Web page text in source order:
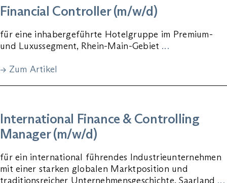
Financial Controller (m/w/d)
für eine inhabergeführte Hotelgruppe im Premium-
und Luxussegment, Rhein-Main-Gebiet …
→ Zum Artikel
International Finance & Controlling
Manager (m/w/d)
für ein international führendes Industrieunternehmen
mit einer starken globalen Marktposition und
traditionsreicher Unternehmensgeschichte, Saarland …